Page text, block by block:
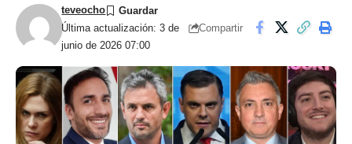
Última actualización: 3 de
junio de 2026 07:00
teveocho
Compartir